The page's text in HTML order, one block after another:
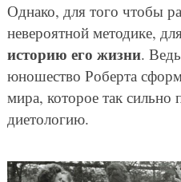
Однако, для того чтобы
невероятной методике,
историю его жизни.
юношество Роберта
мира, которое так
диетологию.